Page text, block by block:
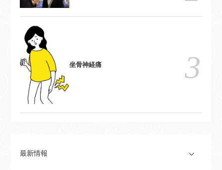
坐骨神経痛
最新情報